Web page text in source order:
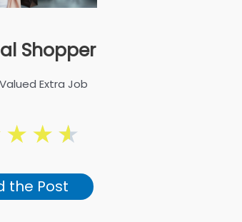
Shopper
Extra Job
★★★
the Post